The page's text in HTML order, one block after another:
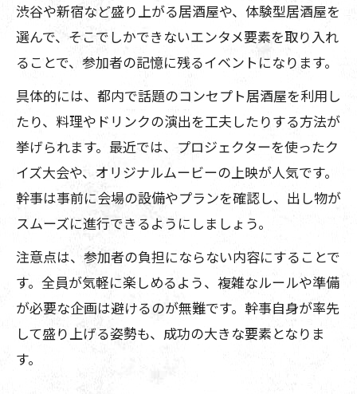
渋谷や新宿など盛り上がる居酒屋や、体験型居酒屋を
選んで、そこでしかできないエンタメ要素を取り入れ
ることで、参加者の記憶に残るイベントになります。
具体的には、都内で話題のコンセプト居酒屋を利用し
たり、料理やドリンクの演出を工夫したりする方法が
挙げられます。最近では、プロジェクターを使ったク
イズ大会や、オリジナルムービーの上映が人気です。
幹事は事前に会場の設備やプランを確認し、出し物が
スムーズに進行できるようにしましょう。
注意点は、参加者の負担にならない内容にすることで
す。全員が気軽に楽しめるよう、複雑なルールや準備
が必要な企画は避けるのが無難です。幹事自身が率先
して盛り上げる姿勢も、成功の大きな要素となりま
す。